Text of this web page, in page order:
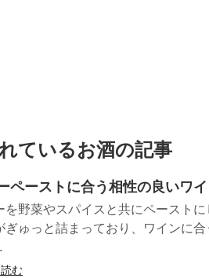
ているお酒の記事
ペーストに合う相性の良いワ
を野菜やスパイスと共にペースト
ぎゅっと詰まっており、ワインに
む